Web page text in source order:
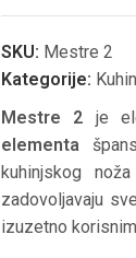
SKU: Mestre 2
Kategorije:
Mestre 2 je
elementa
kuhinjskog
zadovoljavaju
izuzetno